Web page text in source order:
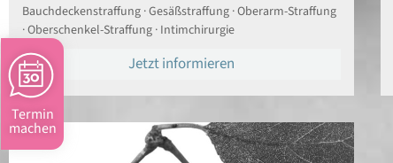
Bauchdeckenstraffung · Gesäßstraffung · Oberarm-Straffung
· Oberschenkel-Straffung · Intimchirurgie
Jetzt informieren
Termin
machen